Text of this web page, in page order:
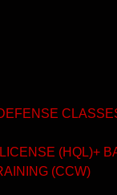
(HQL)+
(CCW)